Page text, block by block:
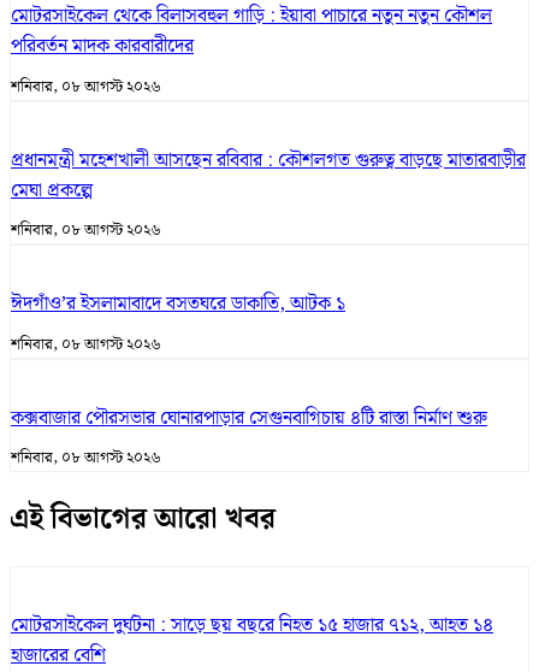
মোটরসাইকেল থেকে বিলাসবহুল গাড়ি : ইয়াবা পাচারে নতুন নতুন কৌশল
পরিবর্তন মাদক কারবারীদের
শনিবার, ০৮ আগস্ট ২০২৬
প্রধানমন্ত্রী মহেশখালী আসছেন রবিবার : কৌশলগত গুরুত্ব বাড়ছে মাতারবাড়ীর
মেঘা প্রকল্পে
শনিবার, ০৮ আগস্ট ২০২৬
ঈদগাঁও’র ইসলামাবাদে বসতঘরে ডাকাতি, আটক ১
শনিবার, ০৮ আগস্ট ২০২৬
কক্সবাজার পৌরসভার ঘোনারপাড়ার সেগুনবাগিচায় ৪টি রাস্তা নির্মাণ শুরু
শনিবার, ০৮ আগস্ট ২০২৬
এই বিভাগের আরো খবর
মোটরসাইকেল দুর্ঘটনা : সাড়ে ছয় বছরে নিহত ১৫ হাজার ৭১২, আহত ১৪
হাজারের বেশি